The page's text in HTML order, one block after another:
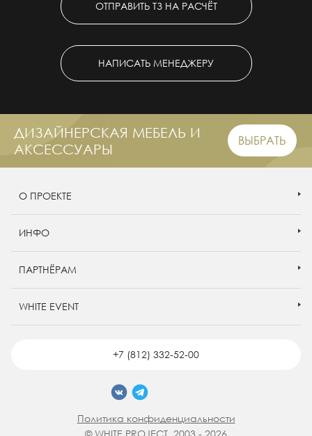
ОТПРАВИТЬ ТЗ НА РАСЧЁТ
НАПИСАТЬ МЕНЕДЖЕРУ
ДИЗАЙНЕРСКАЯ МЕБЕЛЬ И
АКСЕССУАРЫ
ВЫБРАТЬ
О ПРОЕКТЕ
ИНФО
ПАРТНЁРАМ
WHITE EVENT
+7 (812) 332-52-00
Политика конфиденциальности